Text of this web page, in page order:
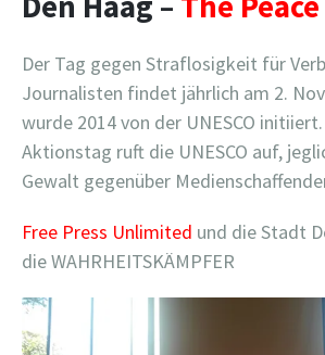
Der Tag gegen Straflosigkeit für
Journalisten findet jährlich am 2.
wurde 2014 von der UNESCO
Aktionstag ruft die UNESCO auf,
Gewalt gegenüber
Free Press Unlimited und die Stadt
die WAHRHEITSKÄMPFER